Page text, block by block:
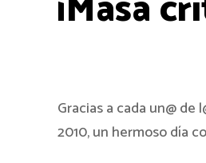
Gracias a cada un@
2010, un hermoso día